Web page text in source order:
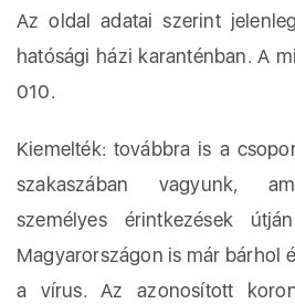
Az oldal adatai szerint
hatósági házi karanténban. A
010.
Kiemelték: továbbra is a
szakaszában vagyunk,
személyes érintkezések
Magyarországon is már bárhol
a vírus. Az azonosított